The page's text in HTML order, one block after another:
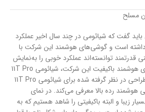
گفت که شیائومی در چند سال اخیر عملکرد
است و گوشی‌های هوشمند این شرکت با
قدرتمند توانسته‌اند عملکرد خوبی را به‌نمایش
بگذارند. یکی از گوشی‌های هوشمند با‌کیفیت این شرکت، شیائومی 11T Pro
است. در همان نگاه اول طراحی در نظر گرفته شده برای شیائومی 11T Pro
هوشمند رده ‌بالا معرفی می‌کند. در نمای
زیبا و البته با‌کیفیتی را شاهد هستیم که به